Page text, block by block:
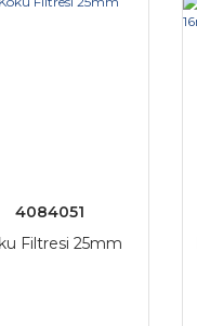
4084051
Filtresi 25mm